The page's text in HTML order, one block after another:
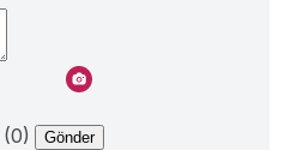
Gönder